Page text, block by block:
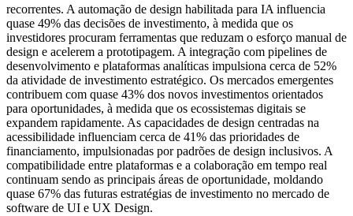
recorrentes. A automação de design habilitada para IA influencia
quase 49% das decisões de investimento, à medida que os
investidores procuram ferramentas que reduzam o esforço manual de
design e acelerem a prototipagem. A integração com pipelines de
desenvolvimento e plataformas analíticas impulsiona cerca de 52%
da atividade de investimento estratégico. Os mercados emergentes
contribuem com quase 43% dos novos investimentos orientados
para oportunidades, à medida que os ecossistemas digitais se
expandem rapidamente. As capacidades de design centradas na
acessibilidade influenciam cerca de 41% das prioridades de
financiamento, impulsionadas por padrões de design inclusivos. A
compatibilidade entre plataformas e a colaboração em tempo real
continuam sendo as principais áreas de oportunidade, moldando
quase 67% das futuras estratégias de investimento no mercado de
software de UI e UX Design.